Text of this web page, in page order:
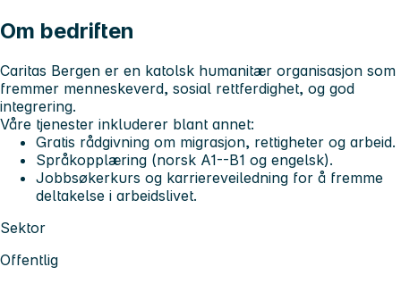
Om bedriften
Caritas Bergen er en katolsk humanitær organisasjon som
fremmer menneskeverd, sosial rettferdighet, og god
integrering.
Våre tjenester inkluderer blant annet:
Gratis rådgivning om migrasjon, rettigheter og arbeid.
Språkopplæring (norsk A1--B1 og engelsk).
Jobbsøkerkurs og karriereveiledning for å fremme
deltakelse i arbeidslivet.
Sektor
Offentlig